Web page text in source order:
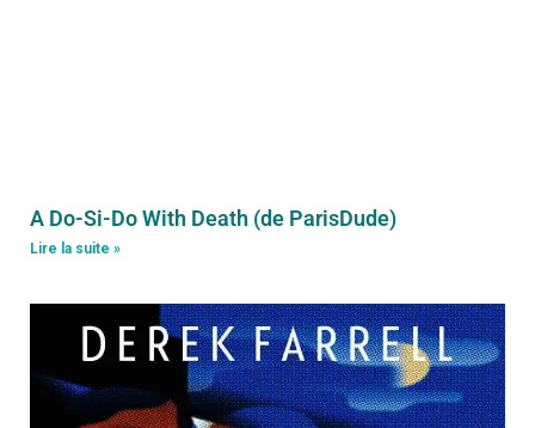
A Do-Si-Do With Death (de ParisDude)
Lire la suite »